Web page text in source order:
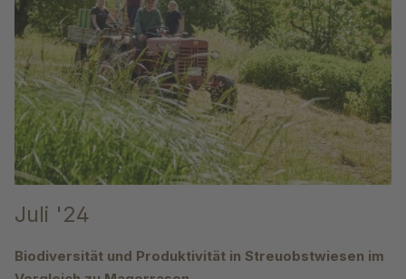
Juli '24
Biodiversität und Produktivität in Streuobstwiesen im